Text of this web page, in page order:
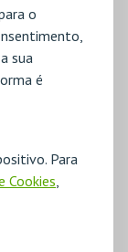
o
sua
é
Para
Cookies